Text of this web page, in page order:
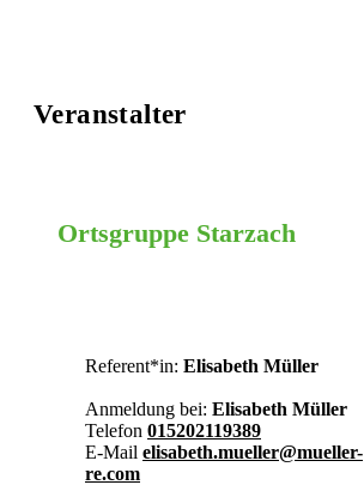
Veranstalter
Ortsgruppe Starzach
Referent*in: Elisabeth Müller
Anmeldung bei: Elisabeth Müller
Telefon 015202119389
E-Mail elisabeth.mueller@mueller-
re.com